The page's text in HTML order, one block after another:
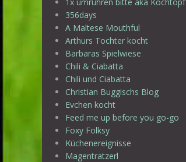
356days
A Maltese Mouthful
Arthurs Tochter kocht
Barbaras Spielwiese
Chili & Ciabatta
Chili und Ciabatta
Christian Buggischs Blog
Evchen kocht
Feed me up before you go-go
Foxy Folksy
Küchenereignisse
Magentratzerl